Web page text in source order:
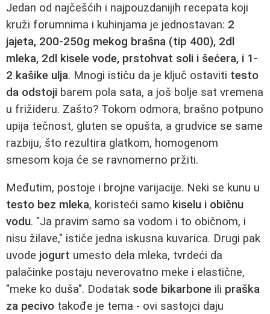
Jedan od najčešćih i najpouzdanijih recepata koji
kruži forumnima i kuhinjama je jednostavan: 2
jajeta, 200-250g mekog brašna (tip 400), 2dl
mleka, 2dl kisele vode, prstohvat soli i šećera, i 1-
2 kašike ulja. Mnogi ističu da je ključ ostaviti testo
da odstoji barem pola sata, a još bolje sat vremena
u frižideru. Zašto? Tokom odmora, brašno potpuno
upija tečnost, gluten se opušta, a grudvice se same
razbiju, što rezultira glatkom, homogenom
smesom koja će se ravnomerno pržiti.
Međutim, postoje i brojne varijacije. Neki se kunu u
testo bez mleka, koristeći samo kiselu i običnu
vodu. "Ja pravim samo sa vodom i to običnom, i
nisu žilave," ističe jedna iskusna kuvarica. Drugi pak
uvode jogurt umesto dela mleka, tvrdeći da
palačinke postaju neverovatno meke i elastične,
"meke ko duša". Dodatak sode bikarbone ili praška
za pecivo takođe je tema - ovi sastojci daju